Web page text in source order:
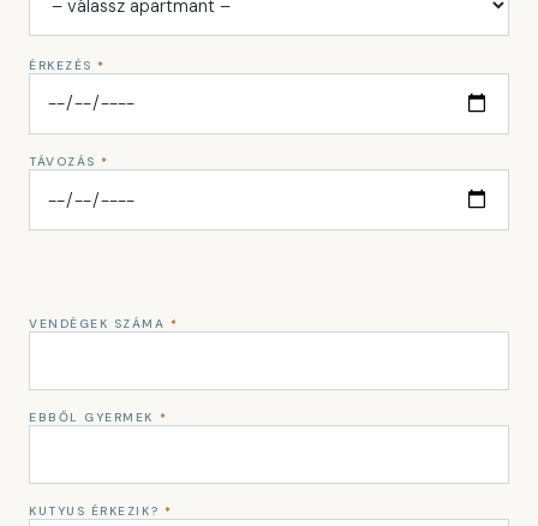
ÉRKEZÉS*
TÁVOZÁS*
VENDÉGEK SZÁMA*
EBBŐL GYERMEK *
KUTYUS ÉRKEZIK? *